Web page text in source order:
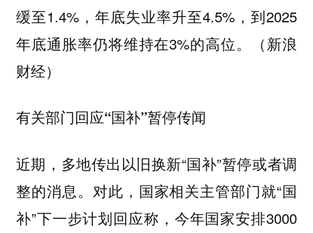
缓至1.4%，年底失业率升至4.5%，到2025
年底通胀率仍将维持在3%的高位。（新浪
财经）
有关部门回应“国补”暂停传闻
近期，多地传出以旧换新“国补”暂停或者调
整的消息。对此，国家相关主管部门就“国
补”下一步计划回应称，今年国家安排3000